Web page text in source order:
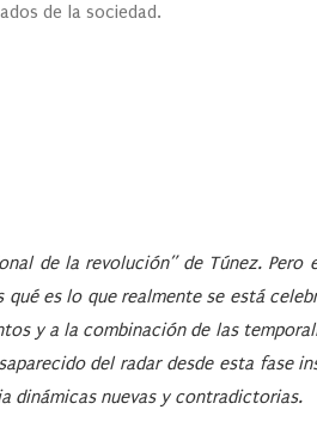
de la sociedad.
de la revolución” de Túnez.
qué es lo que realmente se está
y a la combinación de las
del radar desde esta fase
dinámicas nuevas y contradictorias.